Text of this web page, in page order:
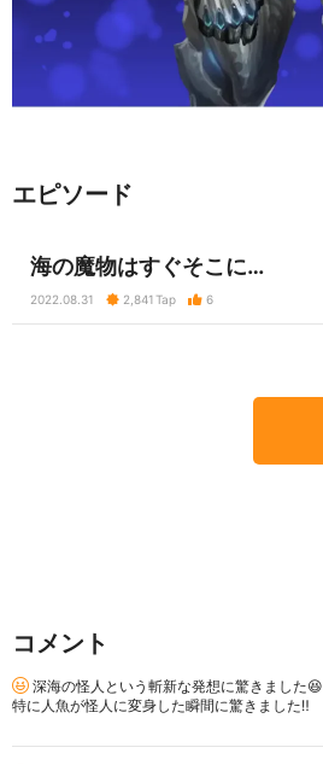
エピソード
海の魔物はすぐそこに…
2022.08.31 2,841Tap 6
コメント
深海の怪人という斬新な発想に驚きました😆
特に人魚が怪人に変身した瞬間に驚きました‼️